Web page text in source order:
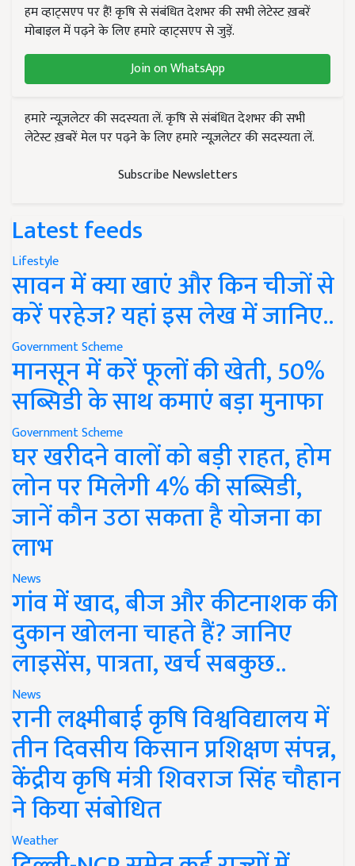
हम व्हाट्सएप पर हैं! कृषि से संबंधित देशभर की सभी लेटेस्ट ख़बरें
मोबाइल में पढ़ने के लिए हमारे व्हाट्सएप से जुड़ें.
Join on WhatsApp
हमारे न्यूज़लेटर की सदस्यता लें. कृषि से संबंधित देशभर की सभी
लेटेस्ट ख़बरें मेल पर पढ़ने के लिए हमारे न्यूज़लेटर की सदस्यता लें.
Subscribe Newsletters
Latest feeds
Lifestyle
सावन में क्या खाएं और किन चीजों से
करें परहेज? यहां इस लेख में जानिए..
Government Scheme
मानसून में करें फूलों की खेती, 50%
सब्सिडी के साथ कमाएं बड़ा मुनाफा
Government Scheme
घर खरीदने वालों को बड़ी राहत, होम
लोन पर मिलेगी 4% की सब्सिडी,
जानें कौन उठा सकता है योजना का
लाभ
News
गांव में खाद, बीज और कीटनाशक की
दुकान खोलना चाहते हैं? जानिए
लाइसेंस, पात्रता, खर्च सबकुछ..
News
रानी लक्ष्मीबाई कृषि विश्वविद्यालय में
तीन दिवसीय किसान प्रशिक्षण संपन्न,
केंद्रीय कृषि मंत्री शिवराज सिंह चौहान
ने किया संबोधित
Weather